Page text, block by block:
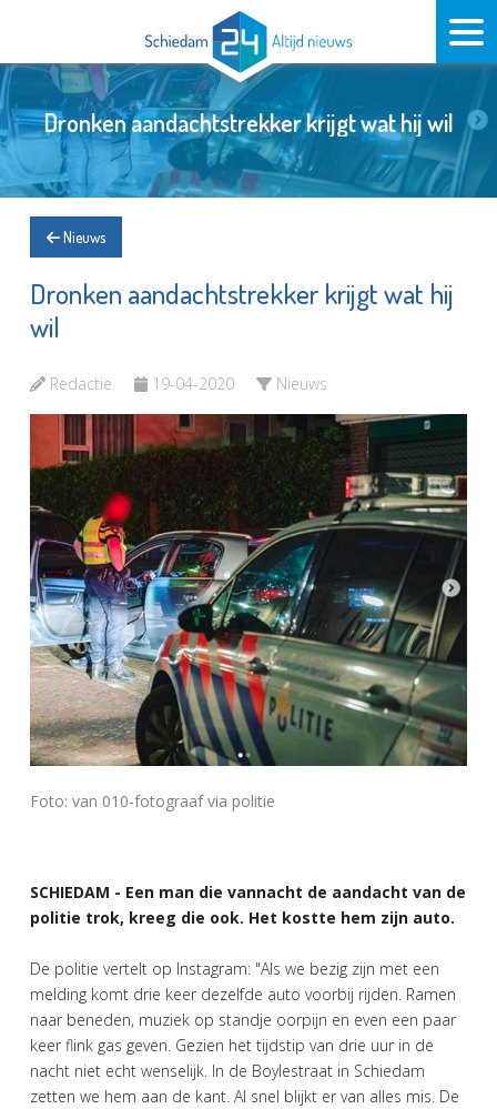
Dronken aandachtstrekker krijgt wat hij wil
Nieuws
Dronken aandachtstrekker krijgt wat hij
wil
Redactie 19-04-2020 Nieuws
Foto: van 010-fotograaf via politie
SCHIEDAM - Een man die vannacht de aandacht van de
politie trok, kreeg die ook. Het kostte hem zijn auto.
De politie vertelt op Instagram: "Als we bezig zijn met een
melding komt drie keer dezelfde auto voorbij rijden. Ramen
naar beneden, muziek op standje oorpijn en even een paar
keer flink gas geven. Gezien het tijdstip van drie uur in de
nacht niet echt wenselijk. In de Boylestraat in Schiedam
zetten we hem aan de kant. Al snel blijkt er van alles mis. De